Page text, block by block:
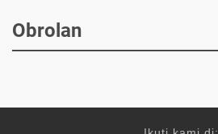
Obrolan